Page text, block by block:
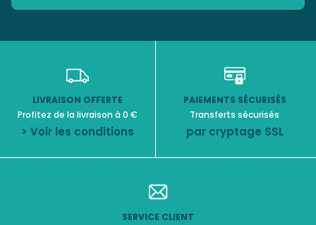
LIVRAISON OFFERTE
Profitez de la livraison à 0 €
> Voir les conditions
PAIEMENTS SÉCURISÉS
Transferts sécurisés
par cryptage SSL
SERVICE CLIENT